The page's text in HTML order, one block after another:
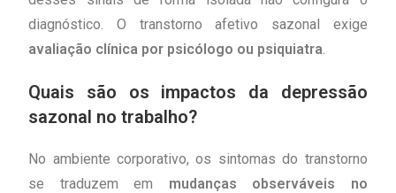
diagnóstico. O transtorno afetivo sazonal exige
avaliação clínica por psicólogo ou psiquiatra.
Quais são os impactos da depressão
sazonal no trabalho?
No ambiente corporativo, os sintomas do transtorno
se traduzem em mudanças observáveis no